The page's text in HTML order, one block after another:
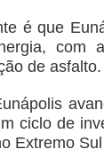
é que
de asfalto.
ciclo de
Extremo